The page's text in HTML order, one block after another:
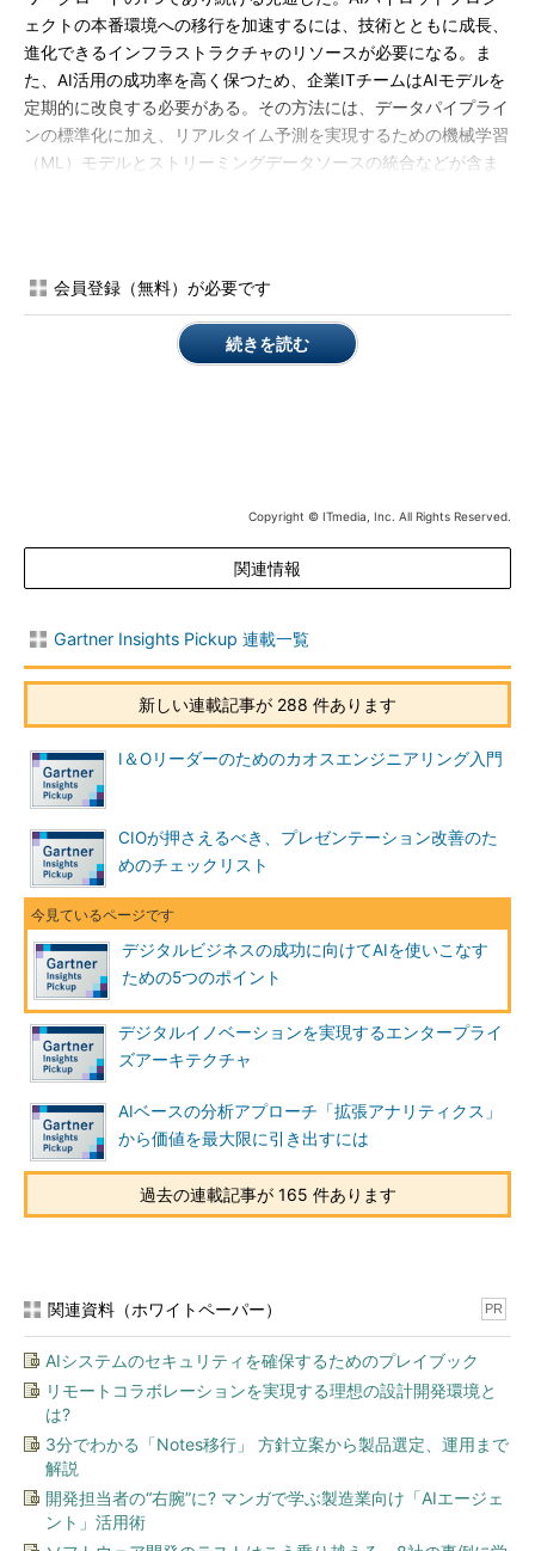
ェクトの本番環境への移行を加速するには、技術とともに成長、
進化できるインフラストラクチャのリソースが必要になる。ま
た、AI活用の成功率を高く保つため、企業ITチームはAIモデルを
定期的に改良する必要がある。その方法には、データパイプライ
ンの標準化に加え、リアルタイム予測を実現するための機械学習
（ML）モデルとストリーミングデータソースの統合などが含ま
MLやディープニューラルネットワーク（DNN）のようなAI技
術をエッジやIoT環境で利用する上で、最大の技術的課題の1つは
データとアナリティクスの複雑さだ。こうした環境へのAIの本番
展開を成功させるには、ビジネス部門とIT部門の密接なパートナ
シンプルなML技術が最も理にかなう場合も
2022年までに75％以上の企業が、古典的なML技術の適用が可
功した企業は、実践的なMLソリューションを利用してビジネス
機械学習が用いられたが、組織の進化とともに、企業はディープ
ラーニングによる高度な技術を追求し、AIの効果向上を目指すよ
誇大宣伝に惑わされず、AIの幅広い選択肢それぞれの特徴を理
ある複雑な選択肢にとらわれることなく、ユースケースに合わせ
て、場合によってはシンプルな選択肢を選ぶことが重要だ。
クラウドサービスプロバイダーを戦略の一環として活用
コグニティブAPIやコンテナ、サーバレスコンピューティング
のようなクラウド技術を戦略的に活用すれば、AIを展開する複雑
なプロセスの簡素化に役立つ。2023年までに、クラウドベース
のAIの利用規模は2019年の5倍に拡大し、AIは最も使われるクラ
ウドサービスの1つになる見通しだ。コンテナとサーバレスコン
ピューティングにより、MLモデルを独立した機能として利用で
き、これによってコストやオーバーヘッドが削減される。
サーバレスプログラミングモデルは、迅速なスケーリングが可
能なことから、パブリッククラウド環境で特に魅力的だ。だが、
AIで拡張した自動化を本格導入
企業が管理すべきデータの量が増加する中、問題を誤認した
り、問題に対する優先順位の付け方を間違えたりするケースもま
すます増加している。しかも、IT部門とビジネス部門はAIについ
ての考え方が食い違うことがよくあり、これは状況の改善に役立
たない。
だが、AIで拡張した自動化を導入することで、ITチームはより
会員登録（無料）が必要です
続きを読む
Copyright © ITmedia, Inc. All Rights Reserved.
関連情報
Gartner Insights Pickup 連載一覧
新しい連載記事が 288 件あります
I＆Oリーダーのためのカオスエンジニアリング入門
CIOが押さえるべき、プレゼンテーション改善のた
めのチェックリスト
デジタルビジネスの成功に向けてAIを使いこなす
ための5つのポイント
デジタルイノベーションを実現するエンタープライ
ズアーキテクチャ
AIベースの分析アプローチ「拡張アナリティクス」
から価値を最大限に引き出すには
過去の連載記事が 165 件あります
関連資料（ホワイトペーパー） PR
AIシステムのセキュリティを確保するためのプレイブック
リモートコラボレーションを実現する理想の設計開発環境と
は?
3分でわかる「Notes移行」 方針立案から製品選定、運用まで
解説
開発担当者の“右腕”に? マンガで学ぶ製造業向け「AIエージェ
ント」活用術